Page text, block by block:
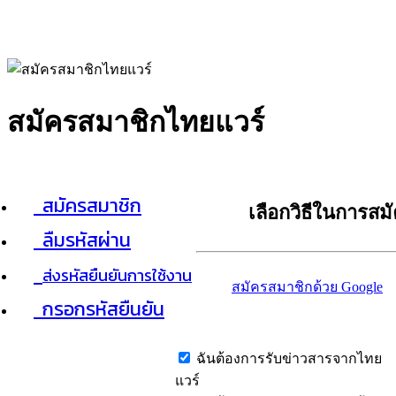
สมัครสมาชิกไทยแวร์
สมัครสมาชิก
ลืมรหัสผ่าน
ส่งรหัสยืนยันการใช้งาน
กรอกรหัสยืนยัน
เลือกวิธีในการส
สมัครสมาชิกด้วย Google
ฉันต้องการรับข่าวสารจากไทย
แวร์